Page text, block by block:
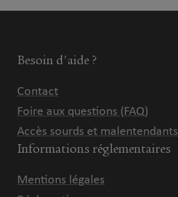
Besoin d'aide ?
Contact
Foire aux questions (FAQ)
Accès sourds et malentendants
Informations réglementaires
Mentions légales